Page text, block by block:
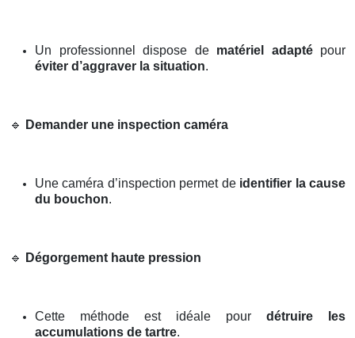
Un professionnel dispose de matériel adaptépour
éviter d’aggraver la situation.
🔹 Demander une inspection caméra
Une caméra d’inspection permet de identifier la cause
du bouchon.
🔹 Dégorgement haute pression
Cette méthode est idéale pour détruire les
accumulations de tartre.